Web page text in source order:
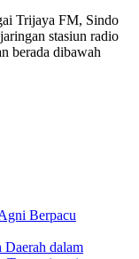
Trijaya FM, Sindo
stasiun radio
berada dibawah
Berpacu
Daerah dalam